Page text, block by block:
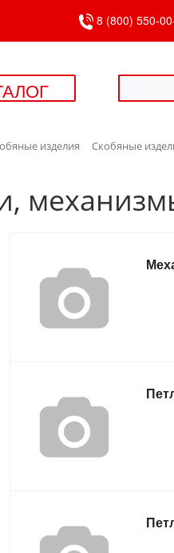
8 (800) 550-
изделия Скобяные